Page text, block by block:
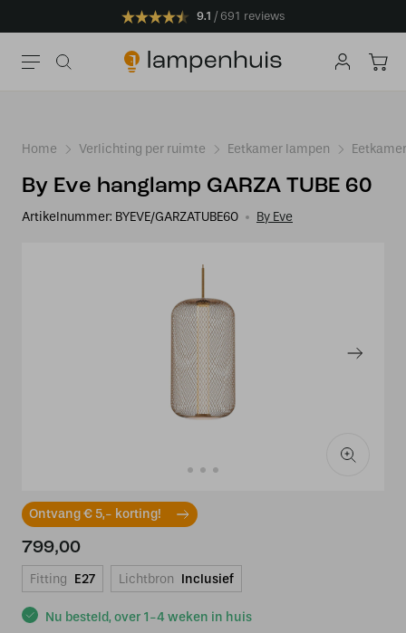
9.1 691 reviews
Home Verlichting per ruimte Eetkamer lampen
By Eve hanglamp GARZA TUBE 60
Artikelnummer: BYEVE/GARZATUBE60 By Eve
Ontvang € 5,- korting!
Nu besteld, over 1-4 weken in huis
799,00
Fitting E27 Lichtbron Inclusief